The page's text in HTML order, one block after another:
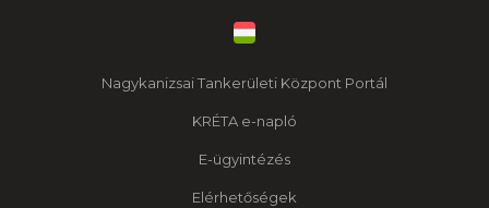
Nagykanizsai Tankerületi Központ Portál
KRÉTA e-napló
E-ügyintézés
Elérhetőségek